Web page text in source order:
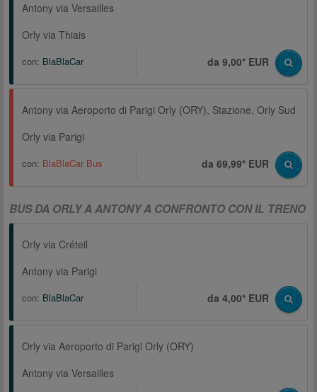
Antony via Versailles
Orly via Thiais
con: BlaBlaCar da 9,00* EUR
Antony via Aeroporto di Parigi Orly (ORY), Stazione, Orly Sud
Orly via Parigi
con: BlaBlaCar Bus da 69,99* EUR
BUS DA ORLY A ANTONY A CONFRONTO CON IL TRENO
Orly via Créteil
Antony via Parigi
con: BlaBlaCar da 4,00* EUR
Orly via Aeroporto di Parigi Orly (ORY)
Antony via Versailles